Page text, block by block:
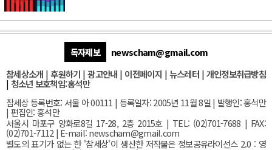
독자제보
newscham@gmail.com
참세상소개 | 후원하기 |광고안내 | 이전페이지 | 뉴스레터| 개인정보취급방침
| 청소년 보호책임:홍석만
참세상 등록번호: 서울 아 00111 | 등록일자: 2005년 11월 8일 | 발행인: 홍석만
| 편집인: 홍석만
서울시 마포구 양화로8길 17-28, 2층 2015호| TEL: (02)701-7688 | FAX:
(02)701-7112 | E-mail:newscham@gmail.com
별도의 표기가 없는 한 '참세상'이 생산한 저작물은 정보공유라이선스 2.0 : 영